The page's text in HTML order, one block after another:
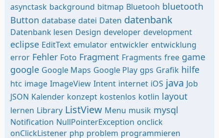
asynctask background bitmap Bluetooh bluetooth
Button database datei Daten datenbank
Datenbank lesen Design developer development
eclipse EditText emulator entwickler entwicklung
error Fehler Foto Fragment Fragments free game
google Google Maps Google Play gps Grafik hilfe
htc image ImageView Intent internet iOS java Job
JSON Kalender konzept kostenlos kotlin layout
lernen Library ListView Menu musik mysql
Notification NullPointerException onclick
onClickListener php problem programmieren